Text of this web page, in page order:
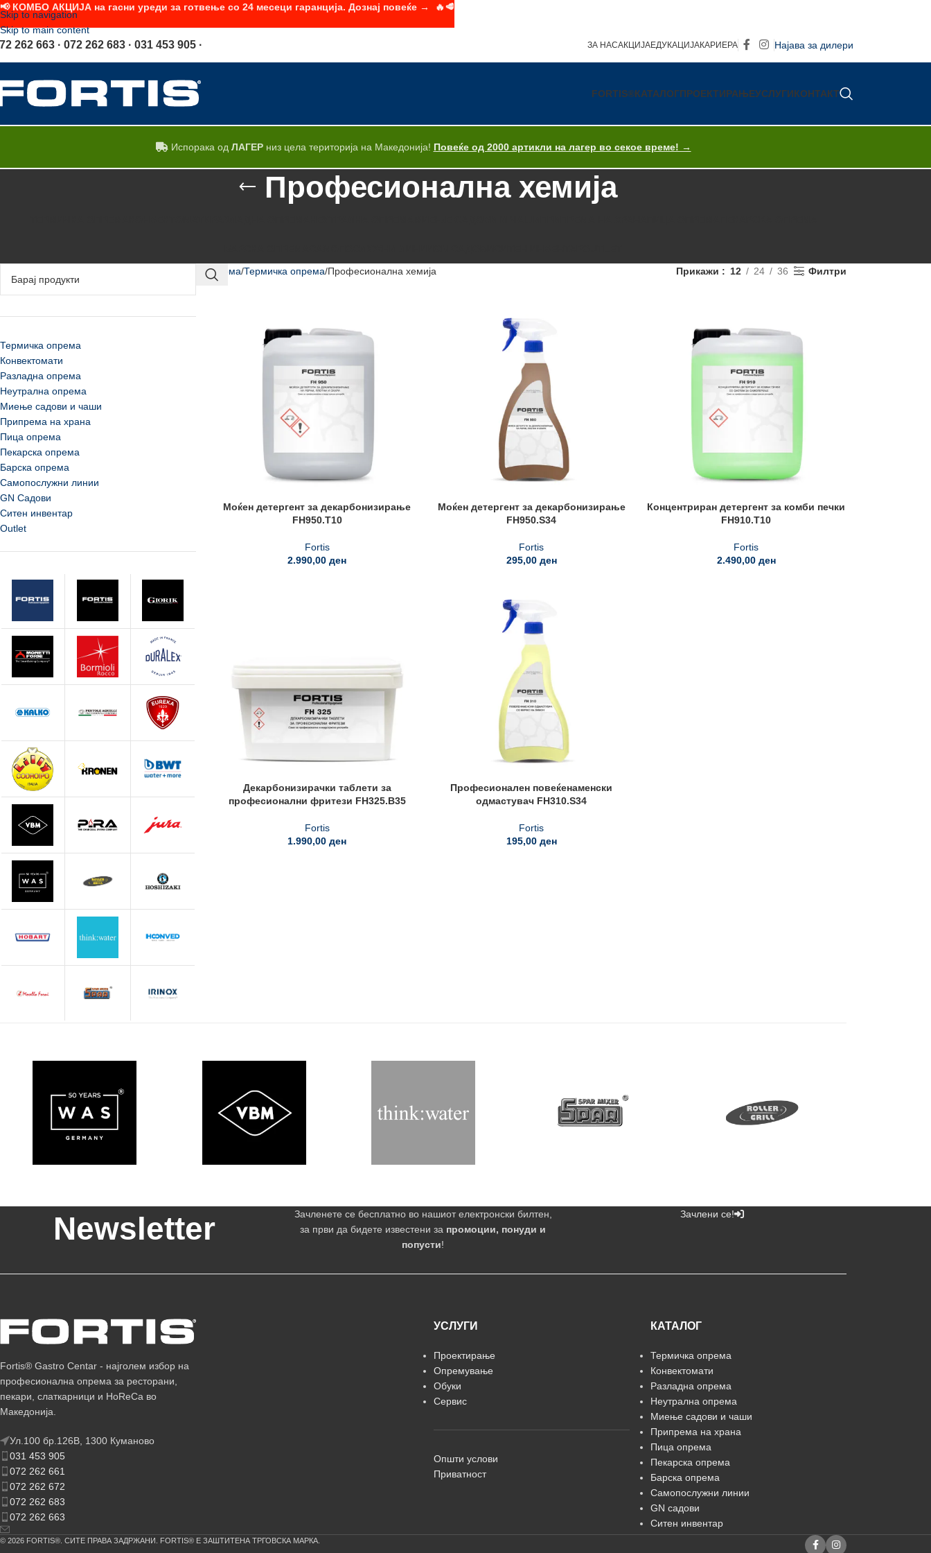
Skip to navigation
Skip to main content
262 663 · 072 262 683 · 031 453 905 · ЗА НАСАКЦИЈАЕДУКАЦИЈАКАРИЕРА Најава за дилери
FORTIS®КАТАЛОГПРОЕКТИРАЊЕУСЛУГИКОНТАКТ
Испорака од ЛАГЕРниз цела територија на Македонија! Повеќе од 2000 артикли на лагер во секое време! →
Професионална хемија
Термичка опрема
Конвектомати
Разладна опрема
Неутрална опрема
Миење садови и чаши
Припрема на храна
Пица опрема
Пекарска опрема
Барска опрема
Самопослужни линии
GN Садови
Ситен инвентар
Outlet
Дома Термичка опрема Професионална хемија Прикажи 12 24 36 Филтри
Моќен детергент за декарбонизирање
FH950.T10
Fortis
2.990,00ден
Моќен детергент за декарбонизирање
FH950.S34
Fortis
295,00 ден
Концентриран детергент за комби печки
FH910.T10
Fortis
2.490,00 ден
Декарбонизирачки таблети за
професионални фритези FH325.B35
Fortis
1.990,00ден
Професионален повеќенаменски
одмастувач FH310.S34
Fortis
195,00 ден
Newsletter
Зачленете се бесплатно во нашиот електронски билтен,
за први да бидете известени за промоции, понуди и
попусти!
Зачлени се!
Fortis® Gastro Centar - најголем избор на
професионална опрема за ресторани,
пекари, слаткарници и HoReCa во
Македонија.
Ул.100 бр.126В, 1300 Куманово
031 453 905
072 262 661
072 262 672
072 262 683
072 262 663
УСЛУГИ
Проектирање
Опремување
Обуки
Сервис
Општи услови
Приватност
КАТАЛОГ
Термичка опрема
Конвектомати
Разладна опрема
Неутрална опрема
Миење садови и чаши
Припрема на храна
Пица опрема
Пекарска опрема
Барска опрема
Самопослужни линии
GN садови
Ситен инвентар
© 2026 FORTIS®. СИТЕ ПРАВА ЗАДРЖАНИ. FORTIS® Е ЗАШТИТЕНА ТРГОВСКА МАРКА.
📢 КОМБО АКЦИЈА на гасни уреди за готвење со 24 месеци гаранција. Дознај повеќе → 🔥🥩